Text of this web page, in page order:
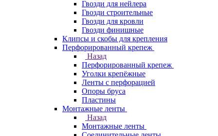
Гвозди для нейлера
Гвозди строительные
Гвозди для кровли
Гвозди финишные
Клипсы и скобы для крепления
Перфорированный крепеж
Назад
Перфорированный крепеж
Уголки крепёжные
Ленты с перфорацией
Опоры бруса
Пластины
Монтажные ленты
Назад
Монтажные ленты